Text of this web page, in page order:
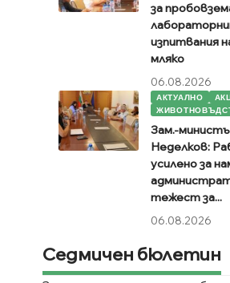
за
изпитвания
мляко
06.08.2026
АКТУАЛНО
Зам.-
Неделков:
усилено за
тежест за...
06.08.2026
Седмичен бюлетин